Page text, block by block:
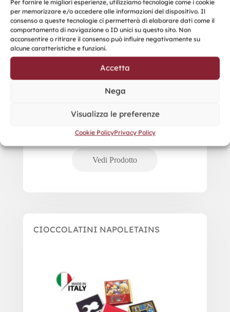
Per fornire le migliori esperienze, utilizziamo tecnologie come i cookie
per memorizzare e/o accedere alle informazioni del dispositivo. Il
consenso a queste tecnologie ci permetterà di elaborare dati come il
comportamento di navigazione o ID unici su questo sito. Non
acconsentire o ritirare il consenso può influire negativamente su
alcune caratteristiche e funzioni.
Accetta
Nega
Visualizza le preferenze
Cookie PolicyPrivacy Policy
CIOCCOLATINI NAPOLETAINS